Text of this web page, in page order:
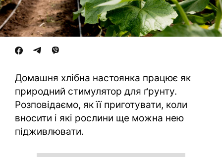
Домашня хлібна настоянка працює як
природний стимулятор для ґрунту.
Розповідаємо, як її приготувати, коли
вносити і які рослини ще можна нею
підживлювати.